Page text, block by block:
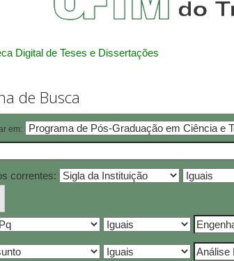
Digital de Teses e Dissertações
de Busca
em:
correntes: